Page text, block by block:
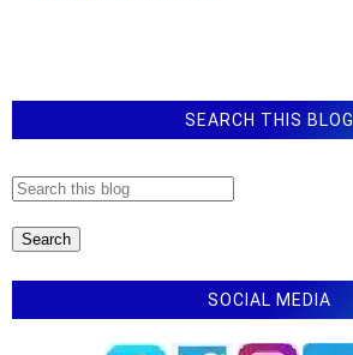
SEARCH THIS BLOG
SOCIAL MEDIA